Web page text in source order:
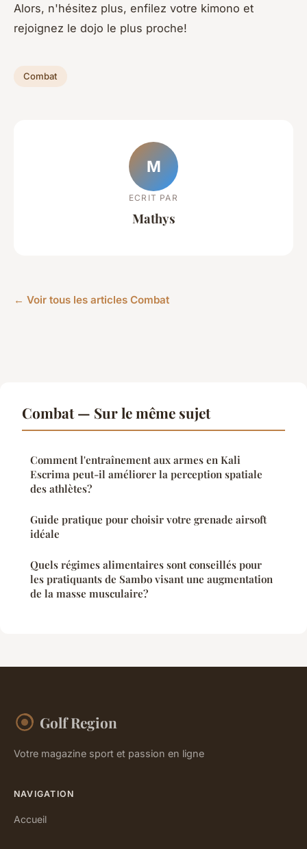
Alors, n'hésitez plus, enfilez votre kimono et
rejoignez le dojo le plus proche!
Combat
M
ECRIT PAR
Mathys
← Voir tous les articles Combat
Combat — Sur le même sujet
Comment l'entraînement aux armes en Kali
Escrima peut-il améliorer la perception spatiale
des athlètes?
Guide pratique pour choisir votre grenade airsoft
idéale
Quels régimes alimentaires sont conseillés pour
les pratiquants de Sambo visant une augmentation
de la masse musculaire?
Golf Region
Votre magazine sport et passion en ligne
NAVIGATION
Accueil